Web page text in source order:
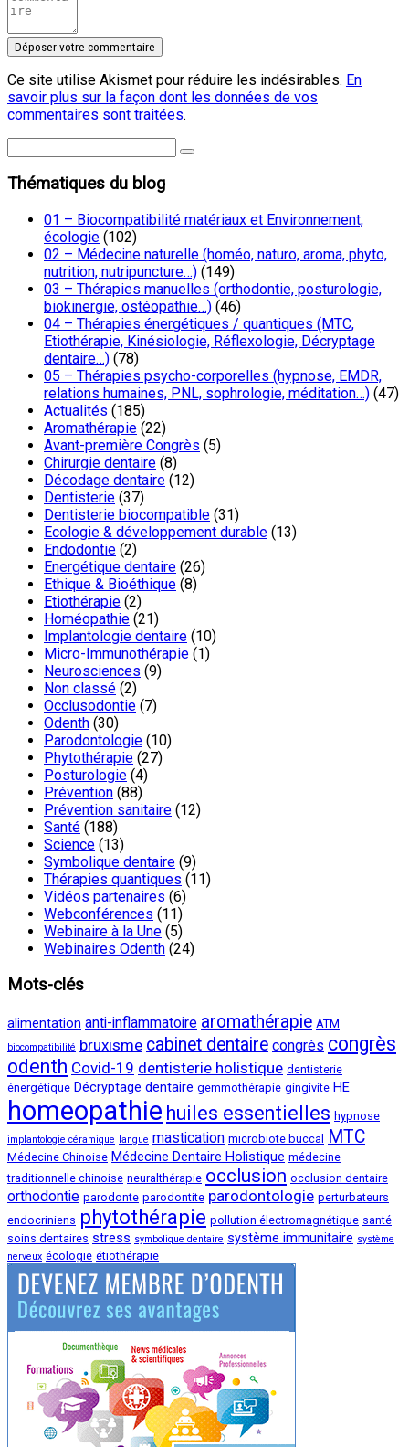
Ce site utilise Akismet pour réduire les indésirables. En
savoir plus sur la façon dont les données de vos
commentaires sont traitées.
Thématiques du blog
01 – Biocompatibilité matériaux et Environnement,
écologie (102)
02 – Médecine naturelle (homéo, naturo, aroma, phyto,
nutrition, nutripuncture…) (149)
03 – Thérapies manuelles (orthodontie, posturologie,
biokinergie, ostéopathie…) (46)
04 – Thérapies énergétiques / quantiques (MTC,
Etiothérapie, Kinésiologie, Réflexologie, Décryptage
dentaire…) (78)
05 – Thérapies psycho-corporelles (hypnose, EMDR,
relations humaines, PNL, sophrologie, méditation…) (47)
Actualités (185)
Aromathérapie (22)
Avant-première Congrès (5)
Chirurgie dentaire (8)
Décodage dentaire (12)
Dentisterie (37)
Dentisterie biocompatible (31)
Ecologie & développement durable (13)
Endodontie (2)
Energétique dentaire (26)
Ethique & Bioéthique (8)
Etiothérapie (2)
Homéopathie (21)
Implantologie dentaire (10)
Micro-Immunothérapie (1)
Neurosciences (9)
Non classé (2)
Occlusodontie (7)
Odenth (30)
Parodontologie (10)
Phytothérapie (27)
Posturologie (4)
Prévention (88)
Prévention sanitaire (12)
Santé (188)
Science (13)
Symbolique dentaire (9)
Thérapies quantiques (11)
Vidéos partenaires (6)
Webconférences (11)
Webinaire à la Une (5)
Webinaires Odenth (24)
Mots-clés
alimentation anti-inflammatoire aromathérapie ATM
biocompatibilité bruxisme cabinet dentaire congrès congrès
odenth Covid-19 dentisterie holistique dentisterie
énergétique Décryptage dentaire gemmothérapie gingivite HE
homeopathie huiles essentielles hypnose
implantologie céramique langue mastication microbiote buccal MTC
Médecine Chinoise Médecine Dentaire Holistique médecine
traditionnelle chinoise neuralthérapie occlusion occlusion dentaire
orthodontie parodonte parodontite parodontologie perturbateurs
endocriniens phytothérapie pollution électromagnétique santé
soins dentaires stress symbolique dentaire système immunitaire système
nerveux écologie étiothérapie